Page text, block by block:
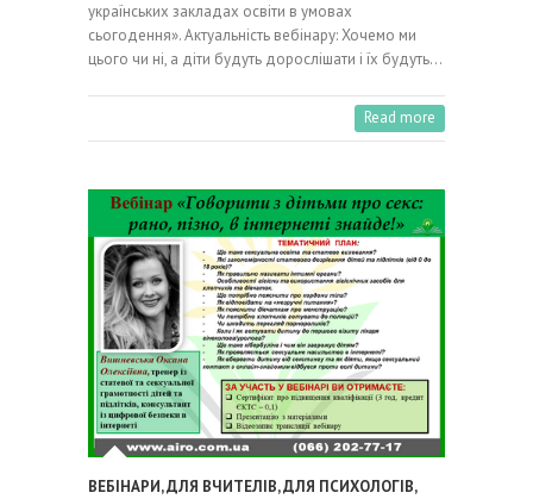
українських закладах освіти в умовах
сьогодення». Актуальність вебінару: Хочемо ми
цього чи ні, а діти будуть дорослішати і їх будуть…
Read more
ВЕБІНАРИ,ДЛЯ ВЧИТЕЛІВ,ДЛЯ ПСИХОЛОГІВ,